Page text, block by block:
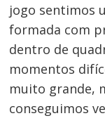
jogo sentimos
formada com
dentro de
momentos
muito grande,
conseguimos